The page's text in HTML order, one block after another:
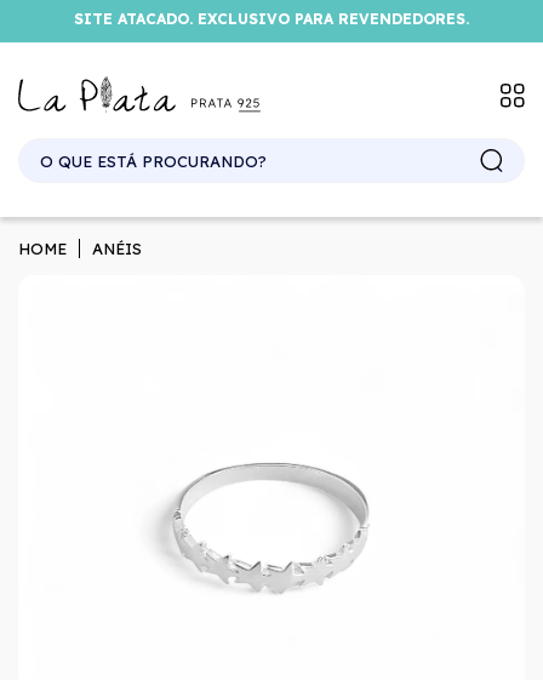
SITE ATACADO. EXCLUSIVO PARA REVENDEDORES.
HOME ANÉIS